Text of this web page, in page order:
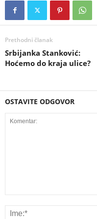
Prethodni članak
Srbijanka Stanković:
Hoćemo do kraja ulice?
OSTAVITE ODGOVOR